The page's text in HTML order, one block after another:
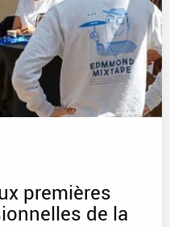
premières
de la